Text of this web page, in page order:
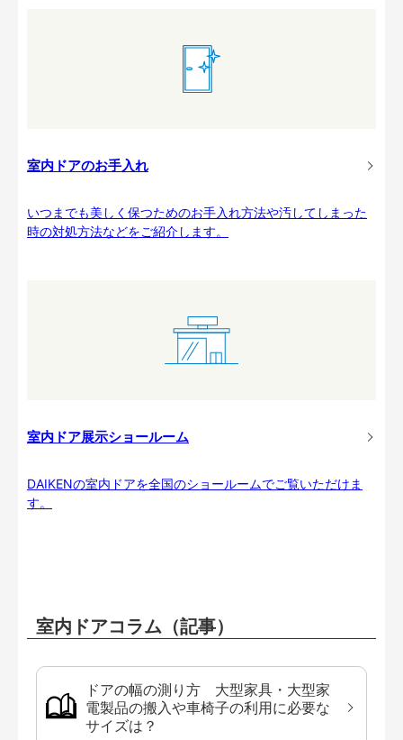
室内ドアのお手入れ
いつまでも美しく保つためのお手入れ方法や汚してしまった
時の対処方法などをご紹介します。
室内ドア展示ショールーム
DAIKENの室内ドアを全国のショールームでご覧いただけま
す。
室内ドアコラム（記事）
ドアの幅の測り方 大型家具・大型家
電製品の搬入や車椅子の利用に必要な
サイズは？